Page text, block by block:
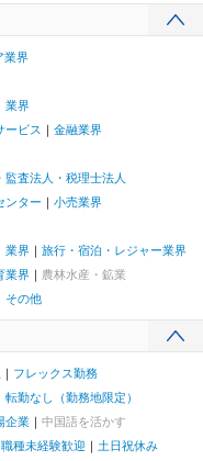
業界
業界
ービス
金融業界
査法人・税理士法人
ンター
小売業界
業界
旅行・宿泊・レジャー業界
業界
農林水産・鉱業
その他
フレックス勤務
転勤なし（勤務地限定）
企業
中国語を活かす
職種未経験歓迎
土日祝休み